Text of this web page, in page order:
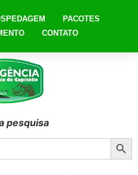
PACOTES
CONTATO
pesquisa